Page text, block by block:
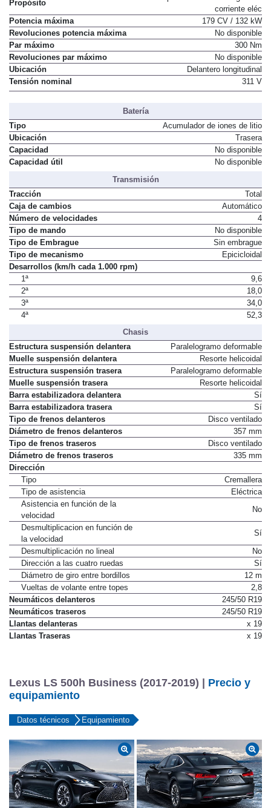
Propósito
corriente eléc
Potencia máxima
179 CV / 132 kW
Revoluciones potencia máxima
No disponible
Par máximo
300 Nm
Revoluciones par máximo
No disponible
Ubicación
Delantero longitudinal
Tensión nominal
311 V
Batería
Tipo
Acumulador de iones de litio
Ubicación
Trasera
Capacidad
No disponible
Capacidad útil
No disponible
Transmisión
Tracción
Total
Caja de cambios
Automático
Número de velocidades
4
Tipo de mando
No disponible
Tipo de Embrague
Sin embrague
Tipo de mecanismo
Epicicloidal
Desarrollos (km/h cada 1.000 rpm)
1ª
9,6
2ª
18,0
3ª
34,0
4ª
52,3
Chasis
Estructura suspensión delantera
Paralelogramo deformable
Muelle suspensión delantera
Resorte helicoidal
Estructura suspensión trasera
Paralelogramo deformable
Muelle suspensión trasera
Resorte helicoidal
Barra estabilizadora delantera
Sí
Barra estabilizadora trasera
Sí
Tipo de frenos delanteros
Disco ventilado
Diámetro de frenos delanteros
357 mm
Tipo de frenos traseros
Disco ventilado
Diámetro de frenos traseros
335 mm
Dirección
Tipo
Cremallera
Tipo de asistencia
Eléctrica
Asistencia en función de la
velocidad
No
Desmultiplicacion en función de
la velocidad
Sí
Desmultiplicación no lineal
No
Dirección a las cuatro ruedas
Sí
Diámetro de giro entre bordillos
12 m
Vueltas de volante entre topes
2,8
Neumáticos delanteros
245/50 R19
Neumáticos traseros
245/50 R19
Llantas delanteras
x 19
Llantas Traseras
x 19
Lexus LS 500h Business (2017-2019) | Precio y
equipamiento
Datos técnicos Equipamiento